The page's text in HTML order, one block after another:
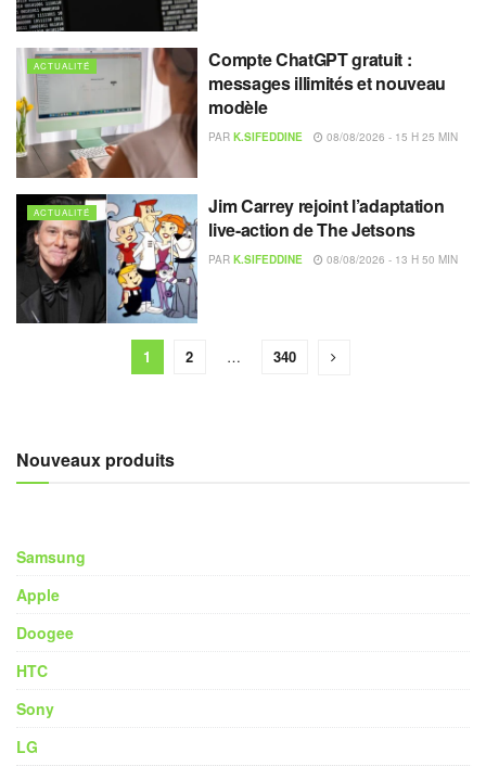
ACTUALITÉ
Compte ChatGPT gratuit :
messages illimités et nouveau
modèle
PAR K.SIFEDDINE 08/08/2026 - 15 H 25 MIN
ACTUALITÉ
Jim Carrey rejoint l’adaptation
live-action de The Jetsons
PAR K.SIFEDDINE 08/08/2026 - 13 H 50 MIN
1 2 … 340
Nouveaux produits
Samsung
Apple
Doogee
HTC
Sony
LG